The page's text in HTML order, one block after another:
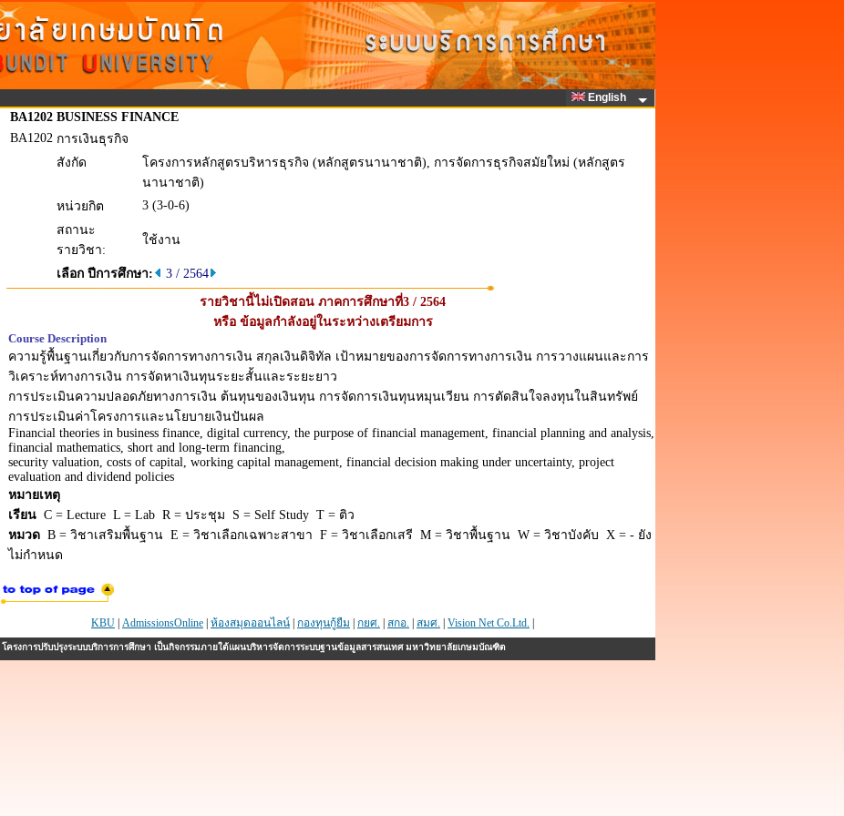
English
BA1202 BUSINESS FINANCE
BA1202 การเงินธุรกิจ
สังกัด
โครงการหลักสูตรบริหารธุรกิจ (หลักสูตรนานาชาติ), การจัดการธุรกิจสมัยใหม่ (หลักสูตร
นานาชาติ)
หน่วยกิต
3 (3-0-6)
สถานะ
รายวิชา:
ใช้งาน
เลือก ปีการศึกษา: 3 / 2564
รายวิชานี้ไม่เปิดสอน ภาคการศึกษาที่3 / 2564
หรือ ข้อมูลกำลังอยู่ในระหว่างเตรียมการ
Course Description
ความรู้พื้นฐานเกี่ยวกับการจัดการทางการเงิน สกุลเงินดิจิทัล เป้าหมายของการจัดการทางการเงิน การวางแผนและการ
วิเคราะห์ทางการเงิน การจัดหาเงินทุนระยะสั้นและระยะยาว
การประเมินความปลอดภัยทางการเงิน ต้นทุนของเงินทุน การจัดการเงินทุนหมุนเวียน การตัดสินใจลงทุนในสินทรัพย์
การประเมินค่าโครงการและนโยบายเงินปันผล
Financial theories in business finance, digital currency, the purpose of financial management, financial planning and analysis,
financial mathematics, short and long-term financing,
security valuation, costs of capital, working capital management, financial decision making under uncertainty, project
evaluation and dividend policies
หมายเหตุ
เรียน C = Lecture L = Lab R = ประชุม S = Self Study T = ติว
หมวด B = วิชาเสริมพื้นฐาน E = วิชาเลือกเฉพาะสาขา F = วิชาเลือกเสรี M = วิชาพื้นฐาน W = วิชาบังคับ X = - ยัง
ไม่กำหนด
KBU AdmissionsOnline ห้องสมุดออนไลน์ กองทุนกู้ยืม กยศ. สกอ. สมศ. Vision Net Co.Ltd.
โครงการปรับปรุงระบบบริการการศึกษา เป็นกิจกรรมภายใต้แผนบริหารจัดการระบบฐานข้อมูลสารสนเทศ มหาวิทยาลัยเกษมบัณฑิต